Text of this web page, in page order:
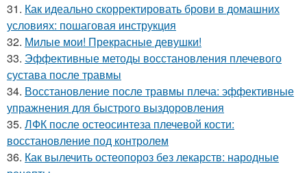
31. Как идеально скорректировать брови в домашних
условиях: пошаговая инструкция
32. Милые мои! Прекрасные девушки!
33. Эффективные методы восстановления плечевого
сустава после травмы
34. Восстановление после травмы плеча: эффективные
упражнения для быстрого выздоровления
35. ЛФК после остеосинтеза плечевой кости:
восстановление под контролем
36. Как вылечить остеопороз без лекарств: народные